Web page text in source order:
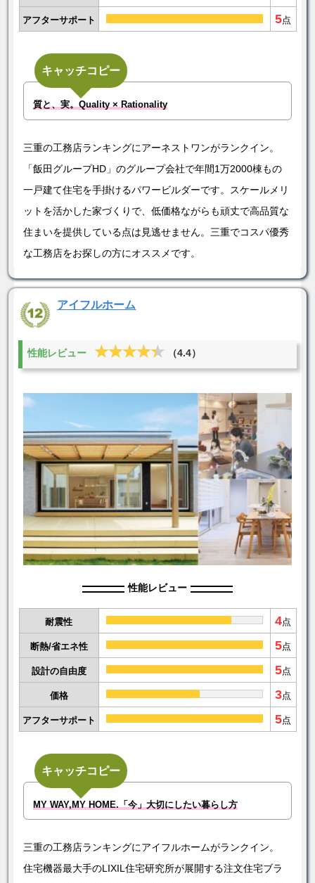
アフターサポート 5点
キャッチコピー
質と、実。Quality × Rationality
三重の工務店ランキングにアーネストワンがランクイン。
「飯田グループHD」のグループ会社で年間1万2000棟もの
一戸建て住宅を手掛けるパワービルダーです。スケールメリ
ットを活かした家づくりで、低価格ながらも頑丈で高品質な
住まいを提供している点は見逃せません。三重でコスパ優秀
な工務店をお探しの方にオススメです。
アイフルホーム
性能レビュー ★★★★★
★★★★★ （4.4）
性能レビュー
耐震性 4点
断熱/省エネ性 5点
設計の自由度 5点
価格 3点
アフターサポート 5点
キャッチコピー
MY WAY,MY HOME.「今」大切にしたい暮らし方
三重の工務店ランキングにアイフルホームがランクイン。
住宅機器最大手のLIXIL住宅研究所が展開する注文住宅ブラ